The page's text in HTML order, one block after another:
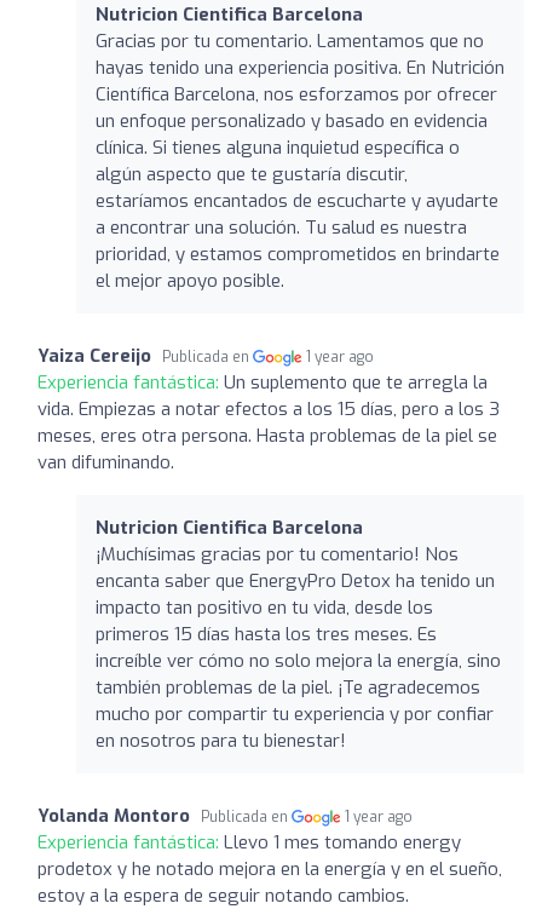
Nutricion Cientifica Barcelona
Gracias por tu comentario. Lamentamos que no
hayas tenido una experiencia positiva. En Nutrición
Científica Barcelona, nos esforzamos por ofrecer
un enfoque personalizado y basado en evidencia
clínica. Si tienes alguna inquietud específica o
algún aspecto que te gustaría discutir,
estaríamos encantados de escucharte y ayudarte
a encontrar una solución. Tu salud es nuestra
prioridad, y estamos comprometidos en brindarte
el mejor apoyo posible.
Yaiza Cereijo Publicada en 1 year ago
Experiencia fantástica: Un suplemento que te arregla la
vida. Empiezas a notar efectos a los 15 días, pero a los 3
meses, eres otra persona. Hasta problemas de la piel se
van difuminando.
Nutricion Cientifica Barcelona
¡Muchísimas gracias por tu comentario! Nos
encanta saber que EnergyPro Detox ha tenido un
impacto tan positivo en tu vida, desde los
primeros 15 días hasta los tres meses. Es
increíble ver cómo no solo mejora la energía, sino
también problemas de la piel. ¡Te agradecemos
mucho por compartir tu experiencia y por confiar
en nosotros para tu bienestar!
Yolanda Montoro Publicada en 1 year ago
Experiencia fantástica: Llevo 1 mes tomando energy
prodetox y he notado mejora en la energía y en el sueño,
estoy a la espera de seguir notando cambios.